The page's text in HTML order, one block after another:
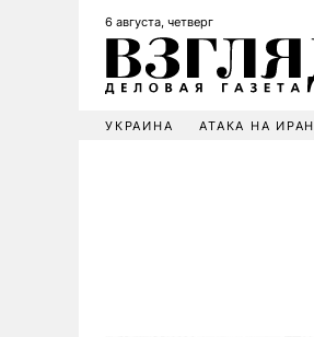
6 августа, четверг
УКРАИНА АТАКА НА ИРАН